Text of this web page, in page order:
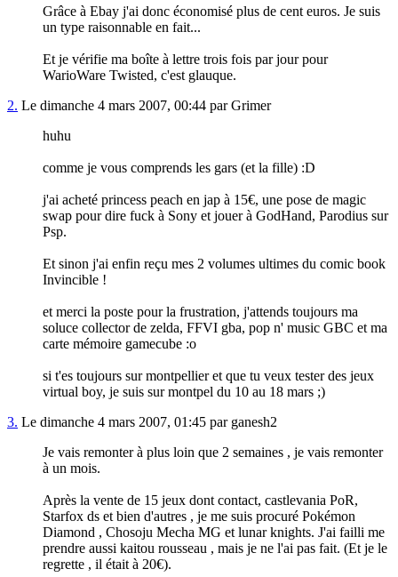
Grâce à Ebay j'ai donc économisé plus de cent euros. Je suis
un type raisonnable en fait...
Et je vérifie ma boîte à lettre trois fois par jour pour
WarioWare Twisted, c'est glauque.
2. Le dimanche 4 mars 2007, 00:44 par Grimer
huhu
comme je vous comprends les gars (et la fille) :D
j'ai acheté princess peach en jap à 15€, une pose de magic
swap pour dire fuck à Sony et jouer à GodHand, Parodius sur
Psp.
Et sinon j'ai enfin reçu mes 2 volumes ultimes du comic book
Invincible !
et merci la poste pour la frustration, j'attends toujours ma
soluce collector de zelda, FFVI gba, pop n' music GBC et ma
carte mémoire gamecube :o
si t'es toujours sur montpellier et que tu veux tester des jeux
virtual boy, je suis sur montpel du 10 au 18 mars ;)
3. Le dimanche 4 mars 2007, 01:45 par ganesh2
Je vais remonter à plus loin que 2 semaines , je vais remonter
à un mois.
Après la vente de 15 jeux dont contact, castlevania PoR,
Starfox ds et bien d'autres , je me suis procuré Pokémon
Diamond , Chosoju Mecha MG et lunar knights. J'ai failli me
prendre aussi kaitou rousseau , mais je ne l'ai pas fait. (Et je le
regrette , il était à 20€).